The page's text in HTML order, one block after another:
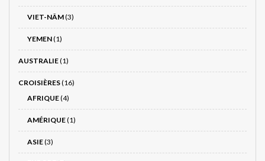
VIET-NÂM(3)
YEMEN(1)
AUSTRALIE(1)
CROISIÈRES(16)
AFRIQUE(4)
AMÉRIQUE(1)
ASIE(3)